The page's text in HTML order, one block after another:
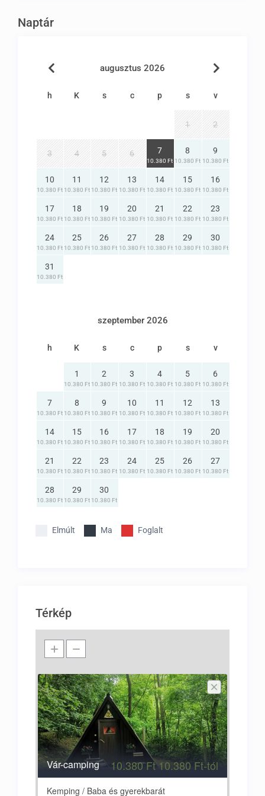
Szunyogháló
Játszótér
Parkolás a kemping területén megoldott; buszok
Szálláshelyed kategóriája: Felnőttbarát szálláshely
(18 éven felüli vendégeket fogad), Baba-
nyugdíjasoknak, Hegyvidéki szálláshely, Felnőttbarát
Szálláshely pároknak, Szálláshely családoknak,
Állatbarát szálláshely
Ellátás: Vacsora, Reggeli, Nincs ellátás
Naptár
augusztus 2026
h K s c p s v
1 2
3 4 5 6 7
10.380 Ft
8
10.380 Ft
9
10.380 Ft
10
10.380 Ft
11
10.380 Ft
12
10.380 Ft
13
10.380 Ft
14
10.380 Ft
15
10.380 Ft
16
10.380 Ft
17
10.380 Ft
18
10.380 Ft
19
10.380 Ft
20
10.380 Ft
21
10.380 Ft
22
10.380 Ft
23
10.380 Ft
24
10.380 Ft
25
10.380 Ft
26
10.380 Ft
27
10.380 Ft
28
10.380 Ft
29
10.380 Ft
30
10.380 Ft
31
10.380 Ft
szeptember 2026
h K s c p s v
1
10.380 Ft
2
10.380 Ft
3
10.380 Ft
4
10.380 Ft
5
10.380 Ft
6
10.380 Ft
7
10.380 Ft
8
10.380 Ft
9
10.380 Ft
10
10.380 Ft
11
10.380 Ft
12
10.380 Ft
13
10.380 Ft
14
10.380 Ft
15
10.380 Ft
16
10.380 Ft
17
10.380 Ft
18
10.380 Ft
19
10.380 Ft
20
10.380 Ft
21
10.380 Ft
22
10.380 Ft
23
10.380 Ft
24
10.380 Ft
25
10.380 Ft
26
10.380 Ft
27
10.380 Ft
28
10.380 Ft
29
10.380 Ft
30
10.380 Ft
Elmúlt Ma Foglalt
Térkép
Vár-camping
Kemping / Baba és gyerekbarát
10.380 Ft 10.380 Ft-tól